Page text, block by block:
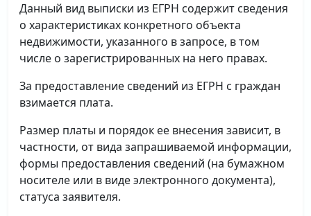
Данный вид выписки из ЕГРН содержит сведения
о характеристиках конкретного объекта
недвижимости, указанного в запросе, в том
числе о зарегистрированных на него правах.
За предоставление сведений из ЕГРН с граждан
взимается плата.
Размер платы и порядок ее внесения зависит, в
частности, от вида запрашиваемой информации,
формы предоставления сведений (на бумажном
носителе или в виде электронного документа),
статуса заявителя.